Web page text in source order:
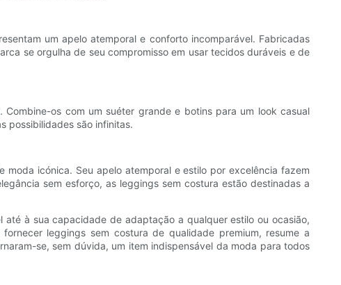
um apelo atemporal e conforto incomparável. Fabricadas
se orgulha de seu compromisso em usar tecidos duráveis ​​e de
os com um suéter grande e botins para um look casual
possibilidades são infinitas.
icónica. Seu apelo atemporal e estilo por excelência fazem
sem esforço, as leggings sem costura estão destinadas a
à sua capacidade de adaptação a qualquer estilo ou ocasião,
leggings sem costura de qualidade premium, resume a
se, sem dúvida, um item indispensável da moda para todos